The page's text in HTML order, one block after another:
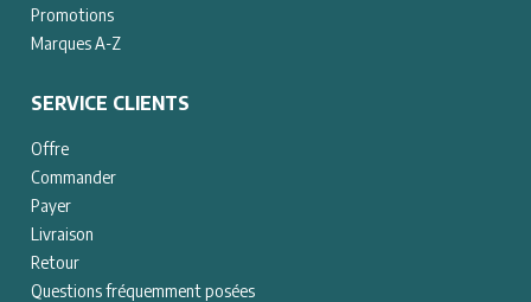
Promotions
Marques A-Z
SERVICE CLIENTS
Offre
Commander
Payer
Livraison
Retour
Questions fréquemment posées